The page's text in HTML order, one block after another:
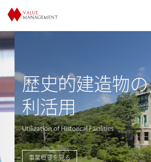
歴史的建造物の
利活用
Utilization of Historical Facilities
事業概要を見る